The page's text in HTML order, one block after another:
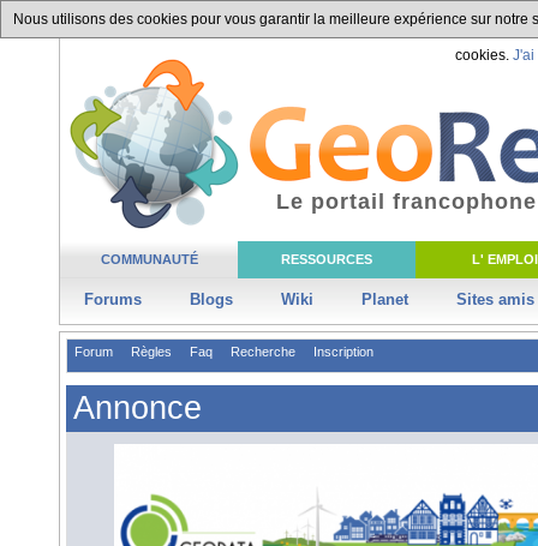
Nous utilisons des cookies pour vous garantir la meilleure expérience sur
cookies. J'ai
COMMUNAUTÉ RESSOURCES L' EMPLOI
Forums Blogs Wiki Planet Sites amis
Le portail
Forum Règles Faq Recherche Inscription
Annonce